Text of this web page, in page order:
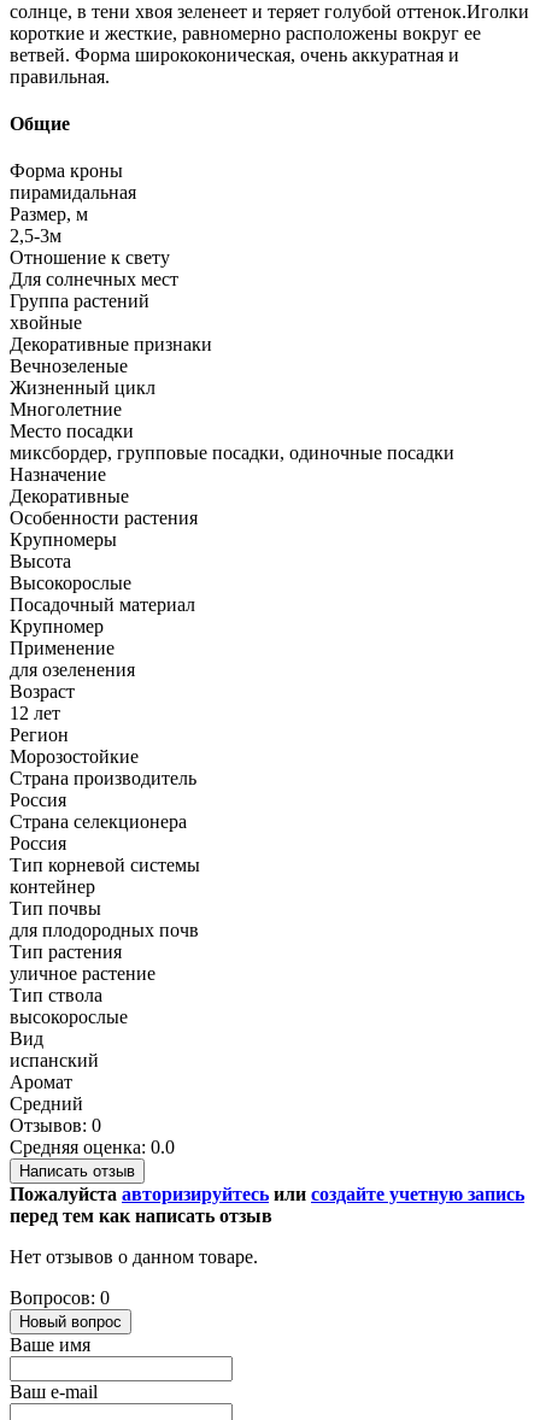
солнце, в тени хвоя зеленеет и теряет голубой оттенок.Иголки
короткие и жесткие, равномерно расположены вокруг ее
ветвей. Форма ширококоническая, очень аккуратная и
правильная.
Общие
Форма кроны
пирамидальная
Размер, м
2,5-3м
Отношение к свету
Для солнечных мест
Группа растений
хвойные
Декоративные признаки
Вечнозеленые
Жизненный цикл
Многолетние
Место посадки
миксбордер, групповые посадки, одиночные посадки
Назначение
Декоративные
Особенности растения
Крупномеры
Высота
Высокорослые
Посадочный материал
Крупномер
Применение
для озеленения
Возраст
12 лет
Регион
Морозостойкие
Страна производитель
Россия
Страна селекционера
Россия
Тип корневой системы
контейнер
Тип почвы
для плодородных почв
Тип растения
уличное растение
Тип ствола
высокорослые
Вид
испанский
Аромат
Средний
Отзывов: 0
Средняя оценка: 0.0
Написать отзыв
Пожалуйста авторизируйтесь или создайте учетную запись
перед тем как написать отзыв
Нет отзывов о данном товаре.
Вопросов: 0
Новый вопрос
Ваше имя
Ваш e-mail